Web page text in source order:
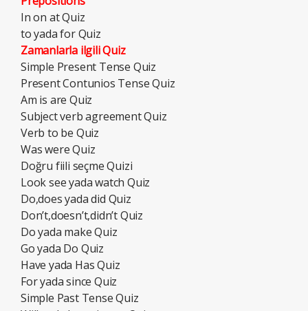
In on at Quiz
to yada for Quiz
Zamanlarla ilgili Quiz
Simple Present Tense Quiz
Present Contunios Tense Quiz
Am is are Quiz
Subject verb agreement Quiz
Verb to be Quiz
Was were Quiz
Doğru fiili seçme Quizi
Look see yada watch Quiz
Do,does yada did Quiz
Don’t,doesn’t,didn’t Quiz
Do yada make Quiz
Go yada Do Quiz
Have yada Has Quiz
For yada since Quiz
Simple Past Tense Quiz